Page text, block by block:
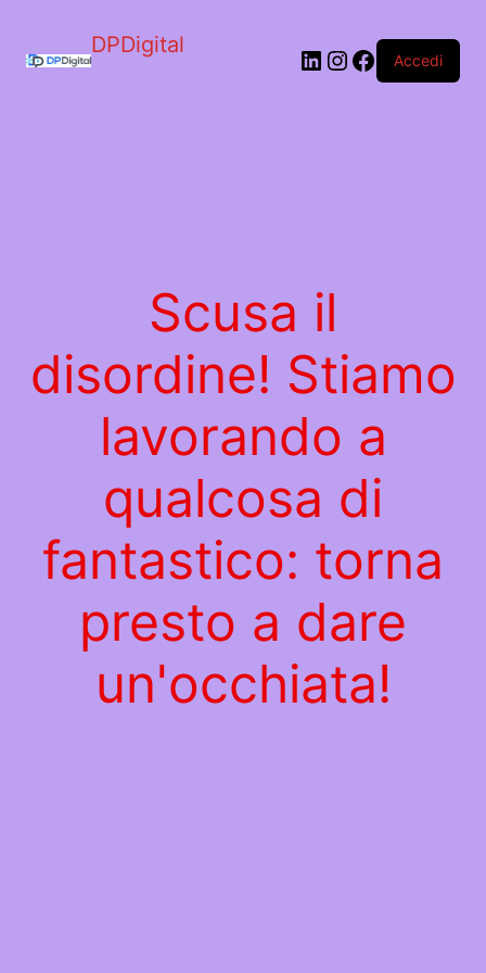
DPDigital LinkedIn
Instagram
Facebook
Accedi
Scusa il
disordine! Stiamo
lavorando a
qualcosa di
fantastico: torna
presto a dare
un'occhiata!